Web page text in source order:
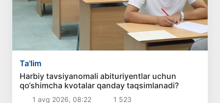
Ta'lim
Harbiy tavsiyanomali abituriyentlar uchun
qo‘shimcha kvotalar qanday taqsimlanadi?
1 avg 2026, 08:22 1 523